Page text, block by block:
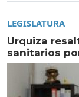
LEGISLATURA
Urquiza
sanitarios